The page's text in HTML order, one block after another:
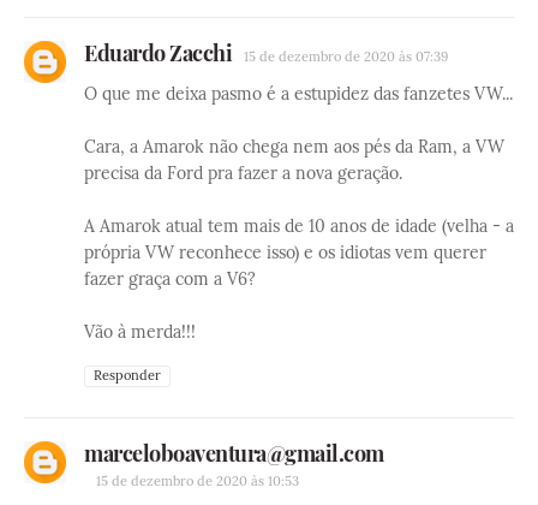
Eduardo Zacchi 15 de dezembro de 2020 às 07:39
O que me deixa pasmo é a estupidez das fanzetes VW...
Cara, a Amarok não chega nem aos pés da Ram, a VW
precisa da Ford pra fazer a nova geração.
A Amarok atual tem mais de 10 anos de idade (velha - a
própria VW reconhece isso) e os idiotas vem querer
fazer graça com a V6?
Vão à merda!!!
Responder
marceloboaventura@gmail.com
15 de dezembro de 2020 às 10:53